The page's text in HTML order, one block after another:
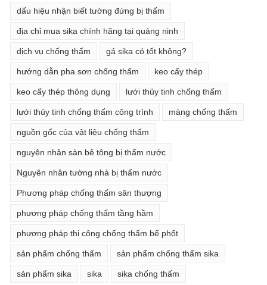
dấu hiệu nhận biết tường đứng bị thấm
địa chỉ mua sika chính hãng tại quảng ninh
dịch vụ chống thấm gá sika có tốt không?
hướng dẫn pha sơn chống thấm keo cấy thép
keo cấy thép thông dụng lưới thủy tinh chống thấm
lưới thủy tinh chống thấm công trình màng chống thấm
nguồn gốc của vật liệu chống thấm
nguyên nhân sàn bê tông bị thấm nước
Nguyên nhân tường nhà bị thấm nước
Phương pháp chống thấm sân thượng
phương pháp chống thấm tầng hầm
phương pháp thi công chống thấm bể phốt
sản phẩm chống thấm sản phẩm chống thấm sika
sản phẩm sika sika sika chống thấm